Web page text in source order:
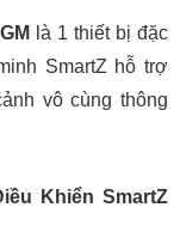
là 1 thiết bị đặc
SmartZ hỗ trợ
vô cùng thông
Khiển SmartZ